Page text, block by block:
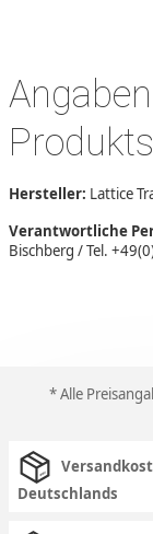
Hersteller: Lattice
Verantwortliche
Bischberg / Tel.
* Alle
Deutschlands